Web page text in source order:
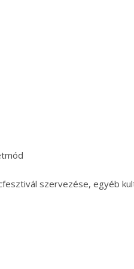
szervezése, egyéb